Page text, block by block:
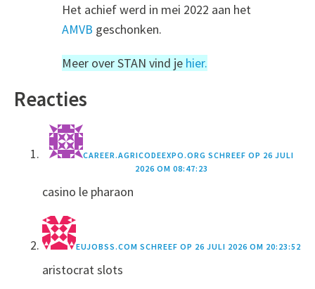
Het achief werd in mei 2022 aan het
AMVB geschonken.
Meer over STAN vind je hier.
Reacties
CAREER.AGRICODEEXPO.ORG SCHREEF OP 26 JULI
2026 OM 08:47:23
casino le pharaon
EUJOBSS.COM SCHREEF OP 26 JULI 2026 OM 20:23:52
aristocrat slots